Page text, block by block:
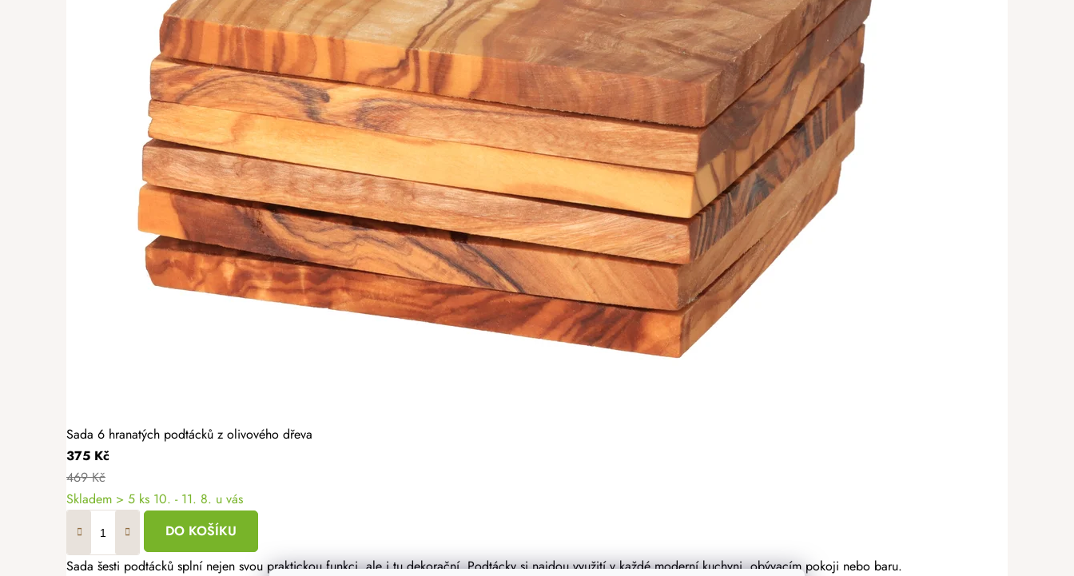
Sada 6 hranatých podtácků z olivového dřeva
375 Kč
469 Kč
Skladem > 5 ks 10. - 11. 8. u vás
DO KOŠÍKU
Sada šesti podtácků splní nejen svou praktickou funkci, ale i tu dekorační. Podtácky si najdou využití v každé moderní kuchyni, obývacím pokoji nebo baru.